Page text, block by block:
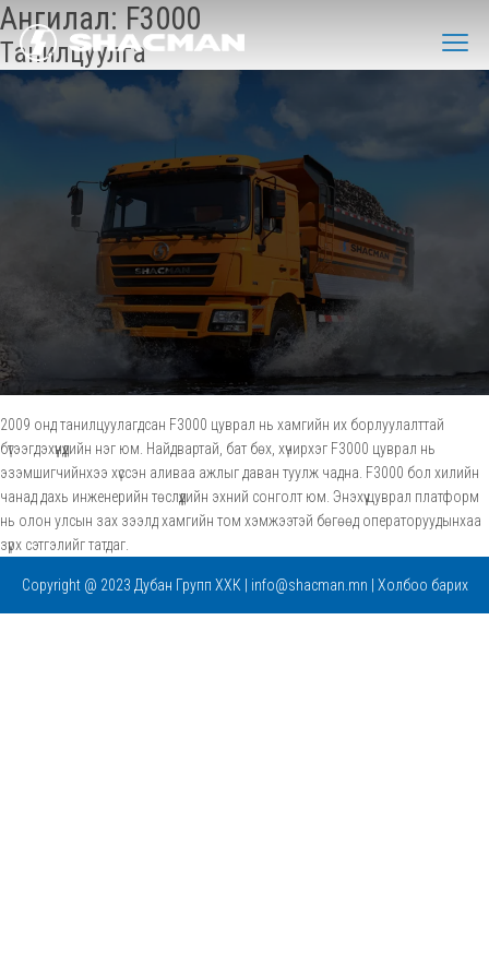
Ангилал: F3000
Танилцуулга
2009 онд танилцуулагдсан F3000 цуврал нь хамгийн их борлуулалттай
бүтээгдэхүүнүүдийн нэг юм. Найдвартай, бат бөх, хүчирхэг F3000 цуврал нь
эзэмшигчийнхээ хүссэн аливаа ажлыг даван туулж чадна. F3000 бол хилийн
чанад дахь инженерийн төслүүдийн эхний сонголт юм. Энэхүү цуврал платформ
нь олон улсын зах зээлд хамгийн том хэмжээтэй бөгөөд операторуудынхаа
зүрх сэтгэлийг татдаг.
Copyright @ 2023 Дубан Групп ХХК info@shacman.mn Холбоо барих